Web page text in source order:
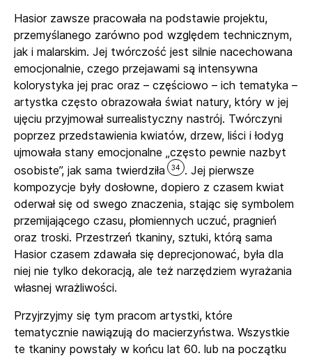
Hasior zawsze pracowała na podstawie projektu,
przemyślanego zarówno pod względem technicznym,
jak i malarskim. Jej twórczość jest silnie nacechowana
emocjonalnie, czego przejawami są intensywna
kolorystyka jej prac oraz – częściowo – ich tematyka –
artystka często obrazowała świat natury, który w jej
ujęciu przyjmował surrealistyczny nastrój. Twórczyni
poprzez przedstawienia kwiatów, drzew, liści i łodyg
ujmowała stany emocjonalne „często pewnie nazbyt
osobiste”, jak sama twierdziła
34
. Jej pierwsze
kompozycje były dosłowne, dopiero z czasem kwiat
oderwał się od swego znaczenia, stając się symbolem
przemijającego czasu, płomiennych uczuć, pragnień
oraz troski. Przestrzeń tkaniny, sztuki, którą sama
Hasior czasem zdawała się deprecjonować, była dla
niej nie tylko dekoracją, ale też narzędziem wyrażania
własnej wrażliwości.
Przyjrzyjmy się tym pracom artystki, które
tematycznie nawiązują do macierzyństwa. Wszystkie
te tkaniny powstały w końcu lat 60. lub na początku